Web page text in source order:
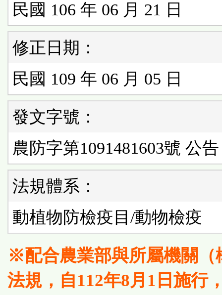
民國 106 年 06 月 21 日
修正日期：
民國 109 年 06 月 05 日
發文字號：
農防字第1091481603號 公告
法規體系：
動植物防檢疫目/動物檢疫
※配合農業部與所屬機關（
法規，自112年8月1日施行